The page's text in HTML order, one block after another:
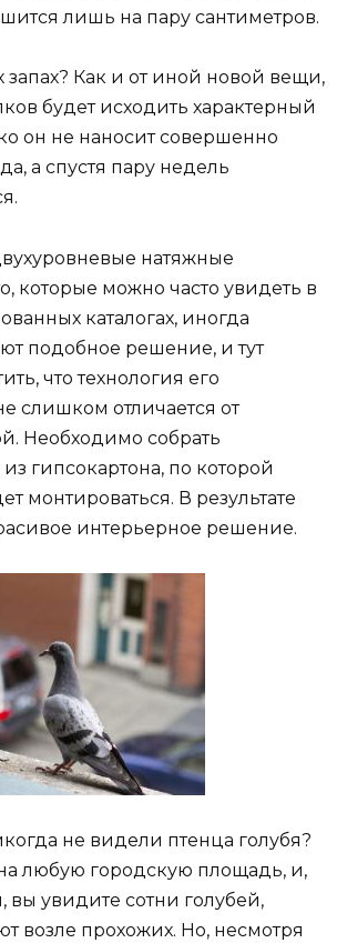
лишь на пару сантиметров.
запах? Как и от иной новой вещи,
будет исходить характерный
он не наносит совершенно
а спустя пару недель
натяжные
которые можно часто увидеть в
каталогах, иногда
подобное решение, и тут
что технология его
слишком отличается от
Необходимо собрать
гипсокартона, по которой
монтироваться. В результате
интерьерное решение.
не видели птенца голубя?
любую городскую площадь, и,
вы увидите сотни голубей,
возле прохожих. Но, несмотря